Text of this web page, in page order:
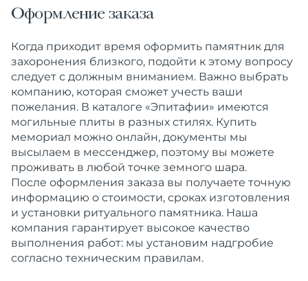
Оформление заказа
Когда приходит время оформить памятник для
захоронения близкого, подойти к этому вопросу
следует с должным вниманием. Важно выбрать
компанию, которая сможет учесть ваши
пожелания. В каталоге «Эпитафии» имеются
могильные плиты в разных стилях. Купить
мемориал можно онлайн, документы мы
высылаем в мессенджер, поэтому вы можете
проживать в любой точке земного шара.
После оформления заказа вы получаете точную
информацию о стоимости, сроках изготовления
и установки ритуального памятника. Наша
компания гарантирует высокое качество
выполнения работ: мы установим надгробие
согласно техническим правилам.